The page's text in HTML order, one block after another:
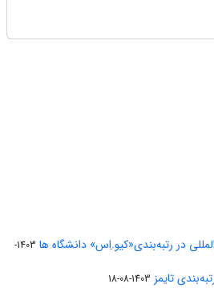
در رتبه‌بندی«کیو.اِس» دانشگاه ها
1403-
تایمز 1403-08-18